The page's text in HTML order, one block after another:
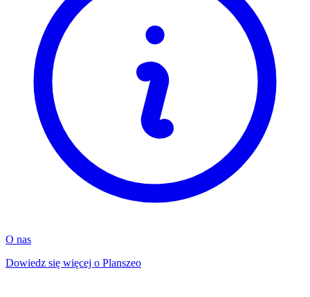
O nas
Dowiedz się więcej o Planszeo